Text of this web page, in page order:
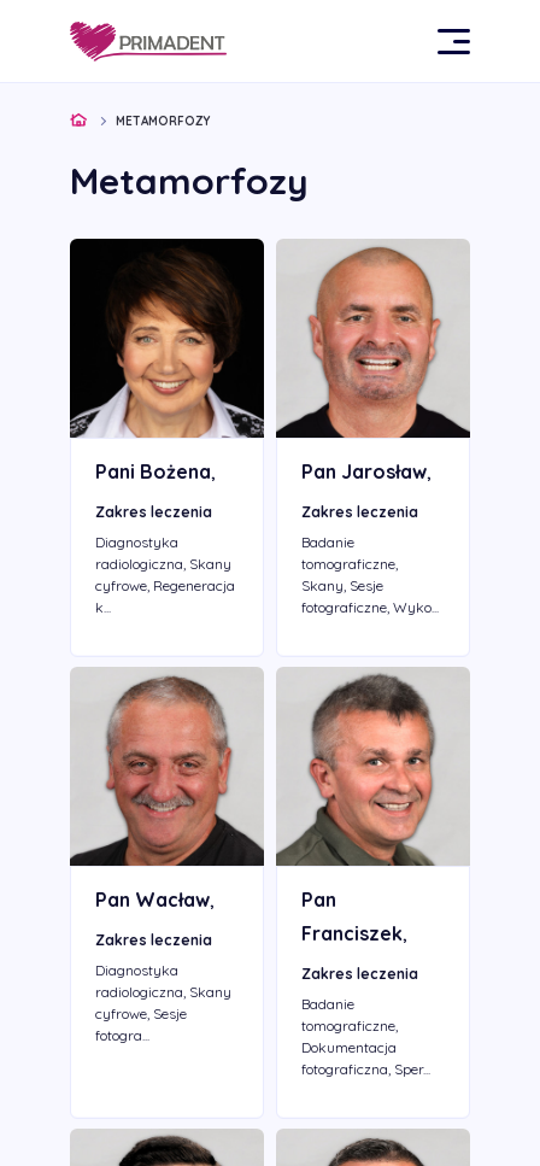
METAMORFOZY
Metamorfozy
Pani Bożena,
Zakres leczenia
Diagnostyka
radiologiczna, Skany
cyfrowe, Regeneracja
k...
Pan Jarosław,
Zakres leczenia
Badanie
tomograficzne,
Skany, Sesje
fotograficzne, Wyko...
Pan Wacław,
Zakres leczenia
Diagnostyka
radiologiczna, Skany
cyfrowe, Sesje
fotogra...
Pan
Franciszek,
Zakres leczenia
Badanie
tomograficzne,
Dokumentacja
fotograficzna, Sper...